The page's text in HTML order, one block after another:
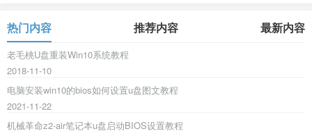
热门内容 推荐内容 最新内容
老毛桃U盘重装Win10系统教程
2018-11-10
电脑安装win10的bios如何设置u盘图文教程
2021-11-22
机械革命z2-air笔记本u盘启动BIOS设置教程